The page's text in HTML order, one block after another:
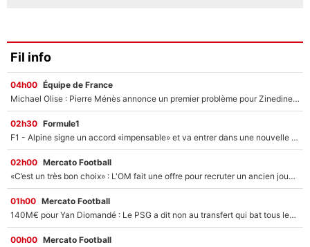
Fil info
04h00 Équipe de France
Michael Olise : Pierre Ménès annonce un premier problème pour Zinedine Zidane en équipe de France
02h30 Formule1
F1 - Alpine signe un accord «impensable» et va entrer dans une nouvelle dimension : Grande nouvelle pour Pierre Gasly !
02h00 Mercato Football
«C’est un très bon choix» : L'OM fait une offre pour recruter un ancien joueur du PSG... et c'est validé dans l'After Foot !
01h00 Mercato Football
140M€ pour Yan Diomandé : Le PSG a dit non au transfert qui bat tous les records sur le mercato
00h00 Mercato Football